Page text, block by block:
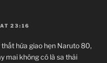
23:16
hứa giao hẹn Naruto 80,
mai không có là sa thải